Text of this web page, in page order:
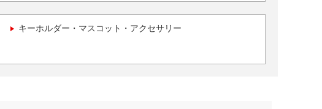
キーホルダー・マスコット・アクセサリー